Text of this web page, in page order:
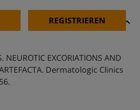
REGISTRIEREN
NEUROTIC EXCORIATIONS AND
Dermatologic Clinics